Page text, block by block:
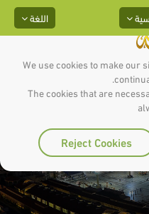
We use cookies to make our
The cookies that are
Reject Cookies
اللغة
خيبر